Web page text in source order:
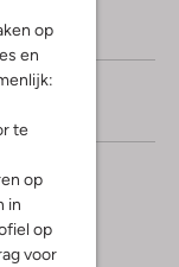
op
en
te
op
in
op
voor